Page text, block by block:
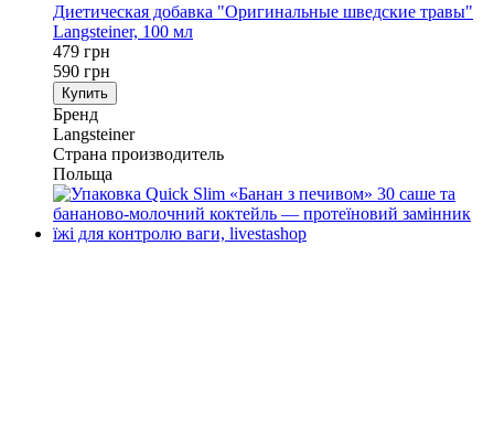
Диетическая добавка "Оригинальные шведские травы"
Langsteiner, 100 мл
479 грн
590 грн
Купить
Бренд
Langsteiner
Страна производитель
Польща